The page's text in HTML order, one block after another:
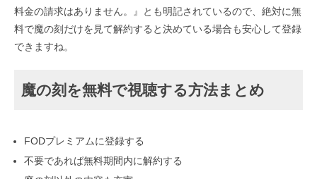
料金の請求はありません。』とも明記されているので、絶対に無
料で魔の刻だけを見て解約すると決めている場合も安心して登録
できますね。
魔の刻を無料で視聴する方法まとめ
FODプレミアムに登録する
不要であれば無料期間内に解約する